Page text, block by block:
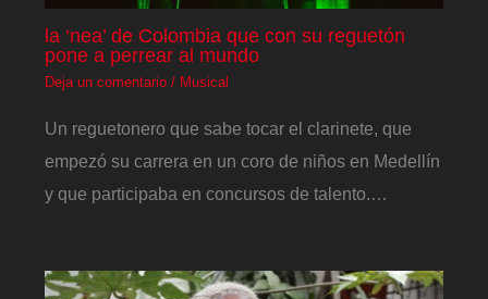
la ‘nea’ de Colombia que con su reguetón
pone a perrear al mundo
Deja un comentario / Musical
Un reguetonero que sabe tocar el clarinete, que
empezó su carrera en un coro de niños en Medellín
y que participaba en concursos de talento.…